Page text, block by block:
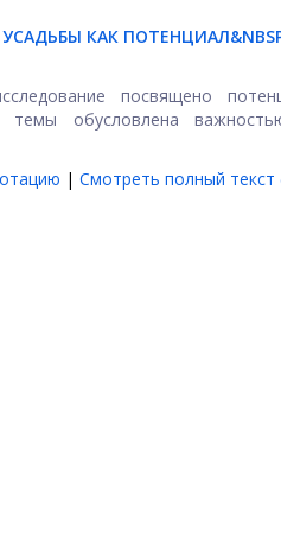
КАК ПОТЕНЦИАЛ
посвящено
темы обусловлена
| Смотреть полный текст